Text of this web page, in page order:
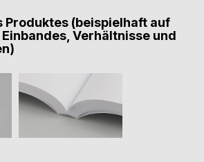
Produktes (beispielhaft auf
Verhältnisse und